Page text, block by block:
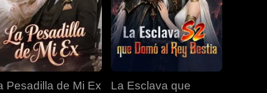
EP 37 EP 38 EP 39
EP 40
Pesadilla de Mi Ex
La Esclava que